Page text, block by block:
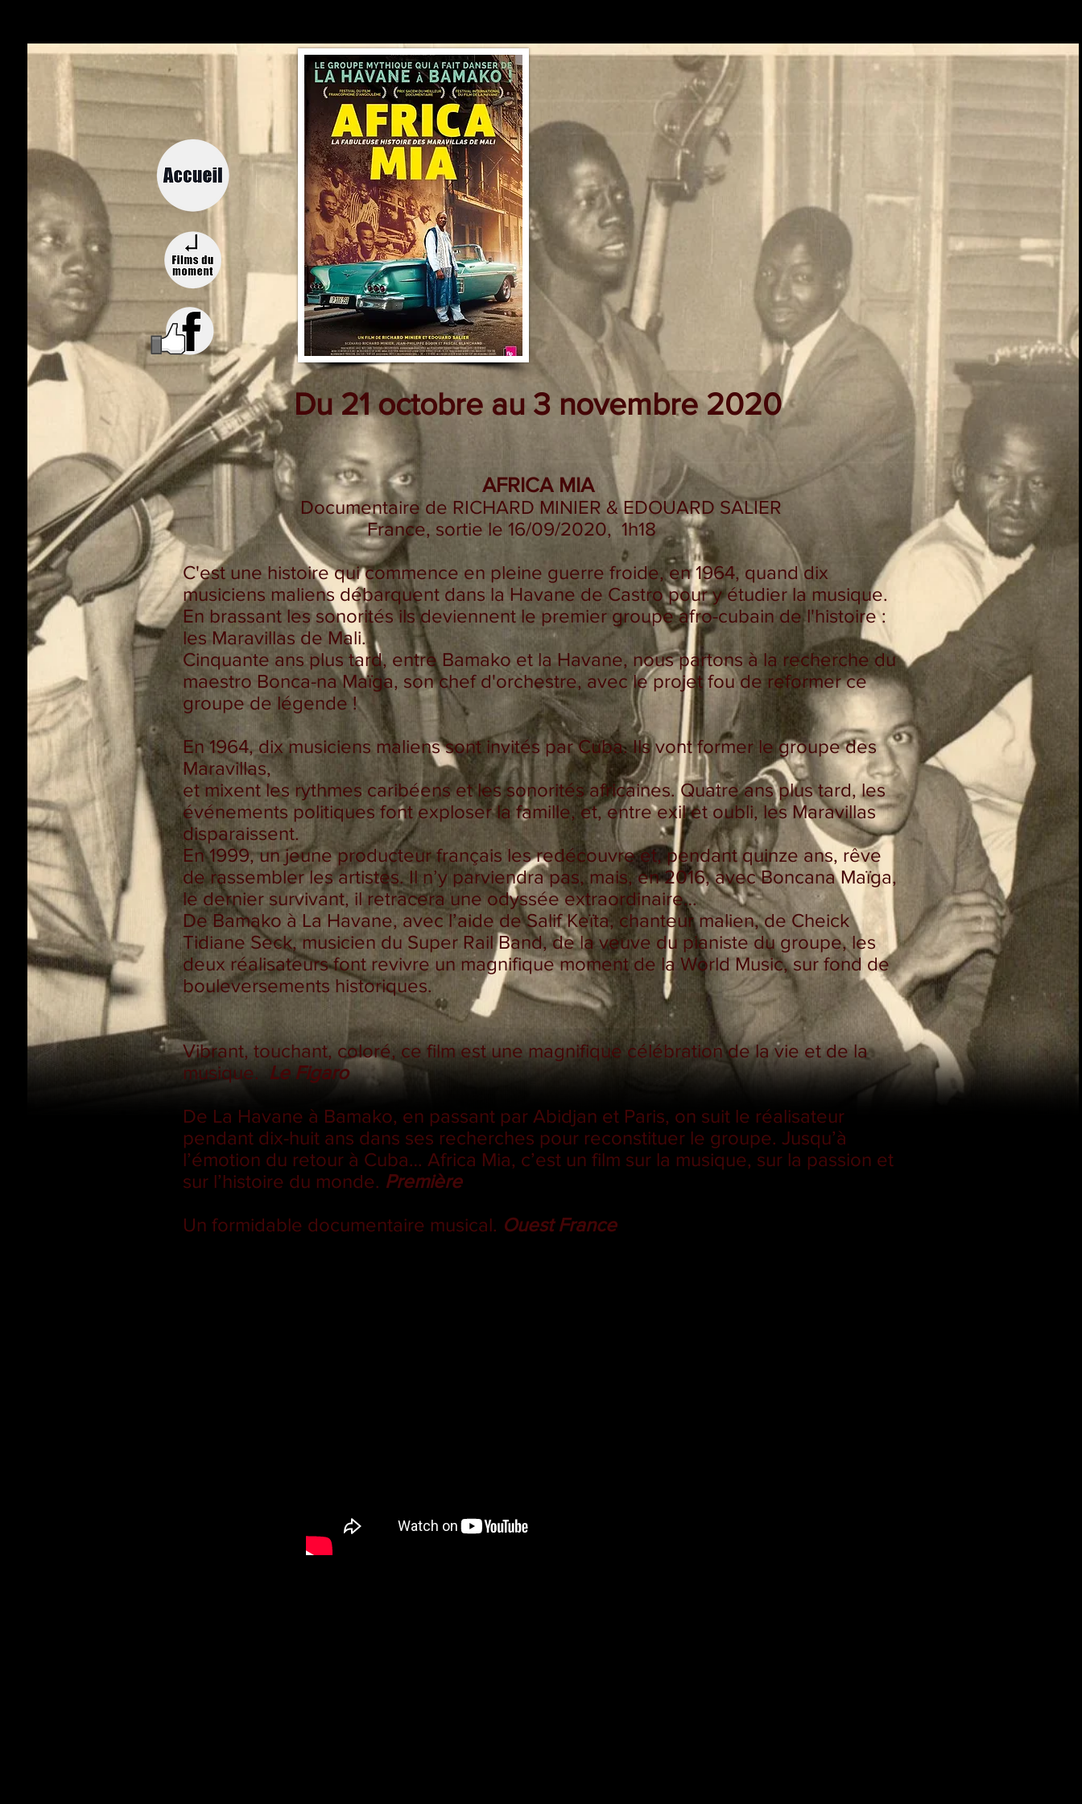
Du 21 octobre au 3 novembre 2020
AFRICA MIA
Documentaire de RICHARD MINIER & EDOUARD SALIER
France, sortie le 16/09/2020, 1h18
C'est une histoire qui commence en pleine guerre froide, en 1964, quand dix
musiciens maliens débarquent dans la Havane de Castro pour y étudier la musique.
En brassant les sonorités ils deviennent le premier groupe afro-cubain de l'histoire :
les Maravillas de Mali.
Cinquante ans plus tard, entre Bamako et la Havane, nous partons à la recherche du
maestro Bonca-na Maïga, son chef d'orchestre, avec le projet fou de reformer ce
groupe de légende !
En 1964, dix musiciens maliens sont invités par Cuba. Ils vont former le groupe des
Maravillas,
et mixent les rythmes caribéens et les sonorités africaines. Quatre ans plus tard, les
événements politiques font exploser la famille, et, entre exil et oubli, les Maravillas
disparaissent.
En 1999, un jeune producteur français les redécouvre et, pendant quinze ans, rêve
de rassembler les artistes. Il n’y parviendra pas, mais, en 2016, avec Boncana Maïga,
le dernier survivant, il retracera une odyssée extraordinaire…
De Bamako à La Havane, avec l’aide de Salif Keïta, chanteur malien, de Cheick
Tidiane Seck, musicien du Super Rail Band, de la veuve du pianiste du groupe, les
deux réalisateurs font revivre un magnifique moment de la World Music, sur fond de
bouleversements historiques.
Vibrant, touchant, coloré, ce film est une magnifique célébration de la vie et de la
musique. Le Figaro
De La Havane à Bamako, en passant par Abidjan et Paris, on suit le réalisateur
pendant dix-huit ans dans ses recherches pour reconstituer le groupe. Jusqu’à
l’émotion du retour à Cuba… Africa Mia, c’est un film sur la musique, sur la passion et
sur l’histoire du monde. Première
Un formidable documentaire musical. Ouest France